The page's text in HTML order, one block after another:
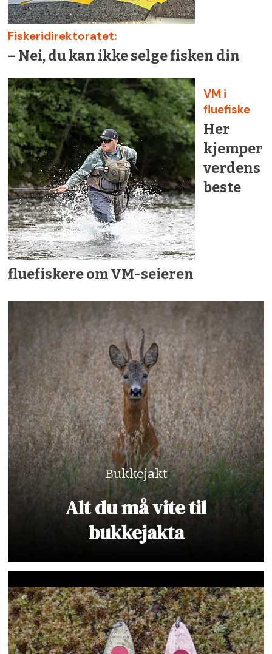
Fiskeridirektoratet:
– Nei, du kan ikke selge fisken din
VM i
fluefiske
Her
kjemper
verdens
beste
fluefiskere om VM-seieren
Bukkejakt
Alt du må vite til
bukkejakta